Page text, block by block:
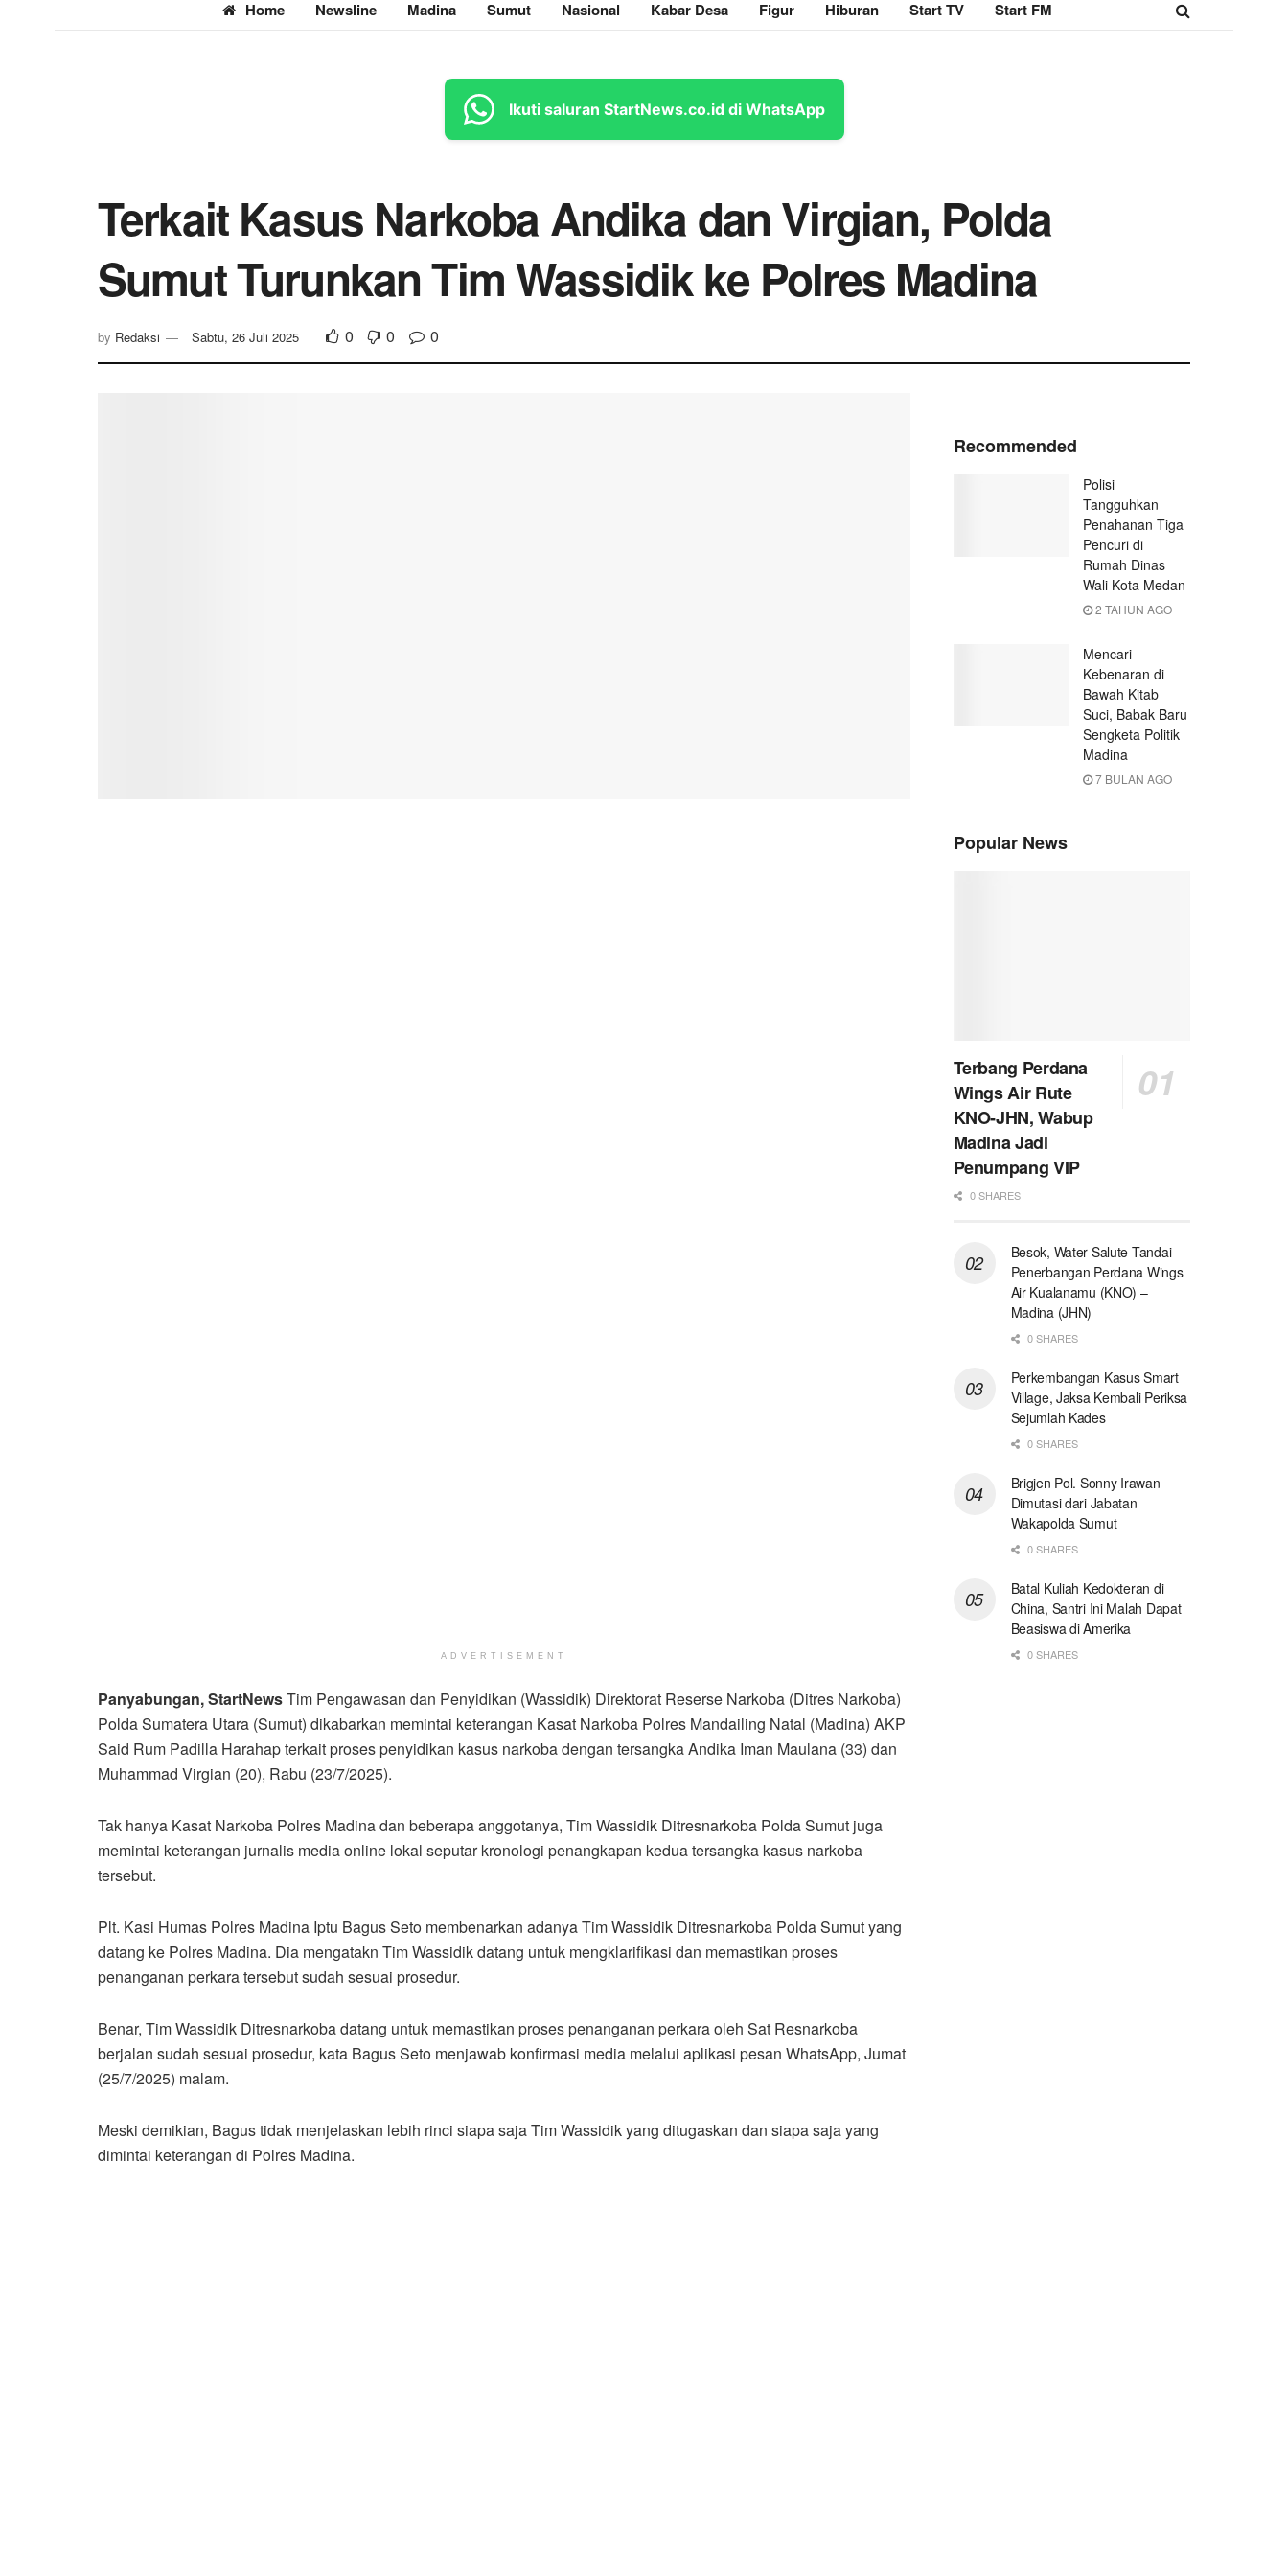
Home Newsline Madina Sumut Nasional Kabar Desa Figur Hiburan Start TV Start FM
Ikuti saluran StartNews.co.id di WhatsApp
Terkait Kasus Narkoba Andika dan Virgian, Polda
Sumut Turunkan Tim Wassidik ke Polres Madina
by Redaksi Sabtu, 26 Juli 2025 0 0 0
ADVERTISEMENT
Panyabungan, StartNewsTim Pengawasan dan Penyidikan (Wassidik) Direktorat Reserse Narkoba (Ditres Narkoba)
Polda Sumatera Utara (Sumut) dikabarkan memintai keterangan Kasat Narkoba Polres Mandailing Natal (Madina) AKP
Said Rum Padilla Harahap terkait proses penyidikan kasus narkoba dengan tersangka Andika Iman Maulana (33) dan
Muhammad Virgian (20), Rabu (23/7/2025).
Tak hanya Kasat Narkoba Polres Madina dan beberapa anggotanya, Tim Wassidik Ditresnarkoba Polda Sumut juga
memintai keterangan jurnalis media online lokal seputar kronologi penangkapan kedua tersangka kasus narkoba
tersebut.
Plt. Kasi Humas Polres Madina Iptu Bagus Seto membenarkan adanya Tim Wassidik Ditresnarkoba Polda Sumut yang
datang ke Polres Madina. Dia mengatakn Tim Wassidik datang untuk mengklarifikasi dan memastikan proses
penanganan perkara tersebut sudah sesuai prosedur.
Benar, Tim Wassidik Ditresnarkoba datang untuk memastikan proses penanganan perkara oleh Sat Resnarkoba
berjalan sudah sesuai prosedur, kata Bagus Seto menjawab konfirmasi media melalui aplikasi pesan WhatsApp, Jumat
(25/7/2025) malam.
Meski demikian, Bagus tidak menjelaskan lebih rinci siapa saja Tim Wassidik yang ditugaskan dan siapa saja yang
dimintai keterangan di Polres Madina.
Recommended
Polisi
Tangguhkan
Penahanan Tiga
Pencuri di
Rumah Dinas
Wali Kota Medan
2 TAHUN AGO
Mencari
Kebenaran di
Bawah Kitab
Suci, Babak Baru
Sengketa Politik
Madina
7 BULAN AGO
Popular News
Terbang Perdana
Wings Air Rute
KNO-JHN, Wabup
Madina Jadi
Penumpang VIP
0 SHARES
Besok, Water Salute Tandai
Penerbangan Perdana Wings
Air Kualanamu (KNO) –
Madina (JHN)
0 SHARES
Perkembangan Kasus Smart
Village, Jaksa Kembali Periksa
Sejumlah Kades
0 SHARES
Brigjen Pol. Sonny Irawan
Dimutasi dari Jabatan
Wakapolda Sumut
0 SHARES
Batal Kuliah Kedokteran di
China, Santri Ini Malah Dapat
Beasiswa di Amerika
0 SHARES